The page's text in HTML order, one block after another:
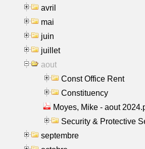
avril
mai
juin
juillet
aout
Const Office Rent
Constituency
Moyes, Mike - aout
Security & Protective
septembre